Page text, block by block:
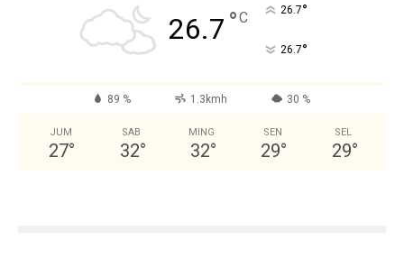
26.7 °C 26.7°
26.7°
89 % 1.3kmh 30 %
JUM
27°
SAB
32°
MING
32°
SEN
29°
SEL
29°